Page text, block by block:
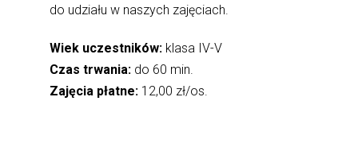
do udziału w naszych zajęciach.
Wiek uczestników: klasa IV-V
Czas trwania: do 60 min.
Zajęcia płatne: 12,00 zł/os.